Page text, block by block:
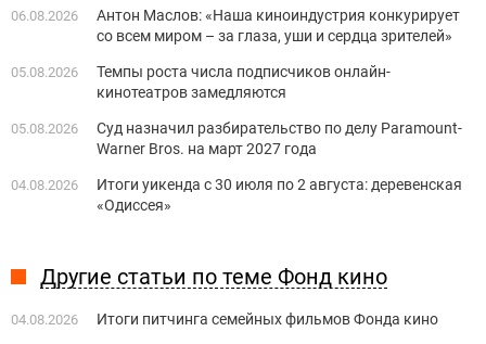
06.08.2026
Антон Маслов: «Наша киноиндустрия конкурирует
со всем миром – за глаза, уши и сердца зрителей»
05.08.2026
Темпы роста числа подписчиков онлайн-
кинотеатров замедляются
05.08.2026
Суд назначил разбирательство по делу Paramount-
Warner Bros. на март 2027 года
04.08.2026
Итоги уикенда с 30 июля по 2 августа: деревенская
«Одиссея»
Другие статьи по теме Фонд кино
04.08.2026 Итоги питчинга семейных фильмов Фонда кино